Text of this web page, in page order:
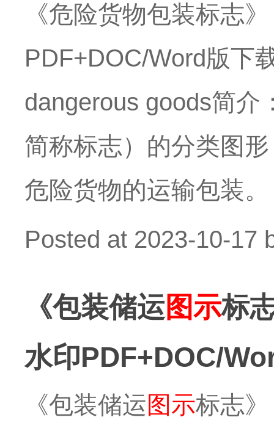
《危险货物包装标志
PDF+DOC/Word版下
dangerous goods简介
简称标志）的分类图
危险货物的运输包装。
Posted at 2023-10-17
《包装储运图示标
水印PDF+DOC/
《包装储运图示标志